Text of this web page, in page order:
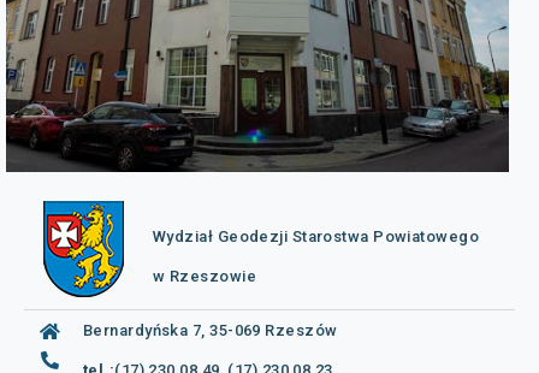
Wydział Geodezji Starostwa Powiatowego
w Rzeszowie
Bernardyńska 7, 35-069 Rzeszów